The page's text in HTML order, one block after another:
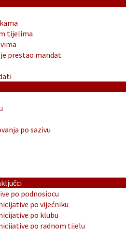
tijelima
prestao mandat
po sazivu
po podnosiocu
po vijećniku
po klubu
po radnom tijelu